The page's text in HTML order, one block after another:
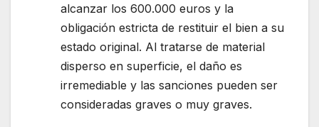
alcanzar los 600.000 euros y la
obligación estricta de restituir el bien a su
estado original. Al tratarse de material
disperso en superficie, el daño es
irremediable y las sanciones pueden ser
consideradas graves o muy graves.